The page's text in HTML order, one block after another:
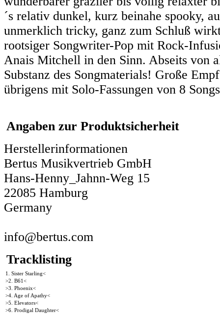
´s relativ dunkel, kurz beinahe spooky,
unmerklich tricky, ganz zum Schluß
rootsiger Songwriter-Pop mit Rock-
Anais Mitchell in den Sinn. Abseits von
Substanz des Songmaterials! Große
übrigens mit Solo-Fassungen von 8
Angaben zur Produktsicherheit
Herstellerinformationen
Bertus Musikvertrieb GmbH
Hans-Henny_Jahnn-Weg 15
22085 Hamburg
Germany
info@bertus.com
Tracklisting
1. Sister Starling<
>2. B61<
>3. Phoenix<
>4. Age of Apathy<
>5. Elevators<
>6. Prodigal Daughter<